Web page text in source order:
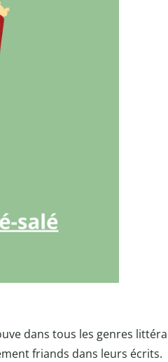
dans tous les genres
friands dans leurs écrits.